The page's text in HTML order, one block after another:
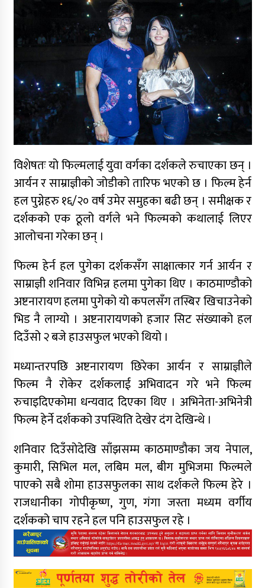
विशेषतः यो फिल्मलाई युवा वर्गका दर्शकले रुचाएका छन् ।
आर्यन र साम्राज्ञीको जोडीको तारिफ भएको छ । फिल्म हेर्न
हल पुग्नेहरु १६/२० वर्ष उमेर समुहका बढी छन् । समीक्षक र
दर्शकको एक ठूलो वर्गले भने फिल्मको कथालाई लिएर
आलोचना गरेका छन् ।
फिल्म हेर्न हल पुगेका दर्शकसँग साक्षात्कार गर्न आर्यन र
साम्राज्ञी शनिवार विभिन्न हलमा पुगेका थिए । काठमाण्डौको
अष्टनारायण हलमा पुगेको यो कपलसँग तस्बिर खिचाउनेको
भिड नै लाग्यो । अष्टनारायणको हजार सिट संख्याको हल
दिउँसो २ बजे हाउसफुल भएको थियो ।
मध्यान्तरपछि अष्टनारायण छिरेका आर्यन र साम्राज्ञीले
फिल्म नै रोकेर दर्शकलाई अभिवादन गरे भने फिल्म
रुचाइदिएकोमा धन्यवाद दिएका थिए । अभिनेता-अभिनेत्री
फिल्म हेर्ने दर्शकको उपस्थिति देखेर दंग देखिन्थे ।
शनिवार दिउँसोदेखि साँझसम्म काठमाण्डौका जय नेपाल,
कुमारी, सिभिल मल, लबिम मल, बीग मुभिजमा फिल्मले
पाएको सबै शोमा हाउसफुलका साथ दर्शकले फिल्म हेरे ।
राजधानीका गोपीकृष्ण, गुण, गंगा जस्ता मध्यम वर्गीय
दर्शकको चाप रहने हल पनि हाउसफुल रहे ।